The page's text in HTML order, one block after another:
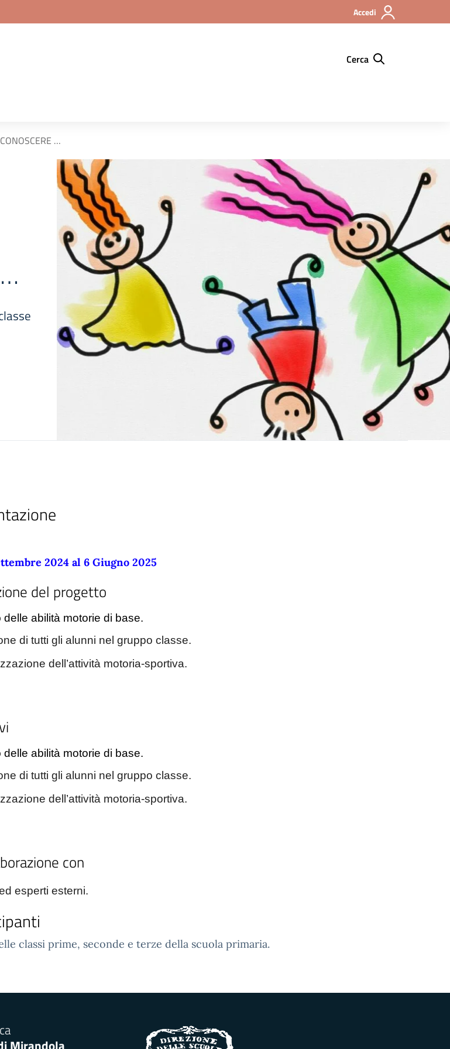
Accedi
Cerca
…
2024 al 6 Giugno 2025
del progetto
delle abilità motorie di base.
di tutti gli alunni nel gruppo classe.
dell’attività motoria-sportiva.
delle abilità motorie di base.
di tutti gli alunni nel gruppo classe.
dell’attività motoria-sportiva.
con
esperti esterni.
classi prime, seconde e terze della scuola primaria.